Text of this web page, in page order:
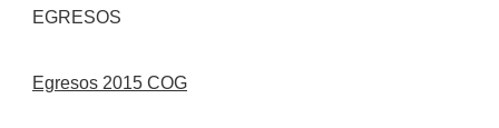
EGRESOS
Egresos 2015 COG